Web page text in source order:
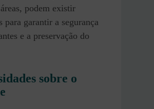
podem existir
para garantir a segurança
e a preservação do
sobre o